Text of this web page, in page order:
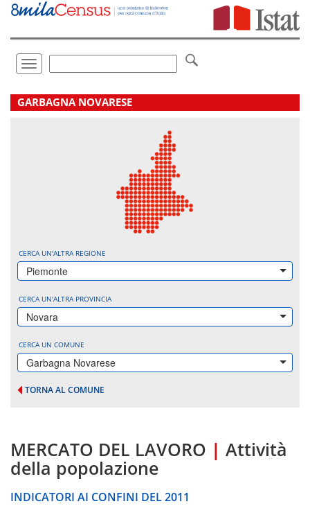
Vai
direttamente
Toggle
navigation
.
GARBAGNA NOVARESE
CERCA UN'ALTRA REGIONE
Piemonte
CERCA UN'ALTRA PROVINCIA
Novara
CERCA UN COMUNE
Garbagna Novarese
TORNA AL COMUNE
MERCATO DEL LAVORO | Attività
della popolazione
INDICATORI AI CONFINI DEL 2011